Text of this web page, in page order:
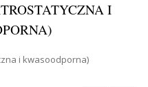
I
i kwasoodporna)